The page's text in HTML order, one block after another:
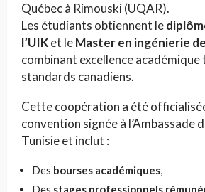
Québec à Rimouski (UQAR).
Les étudiants obtiennent le
l’UIKet leMaster en ingénierie de
combinant excellence académique
standards canadiens.
Cette coopération a été
convention signée à l’Ambassade
Tunisie et inclut :
Des bourses académiques,
Des stages professionnels